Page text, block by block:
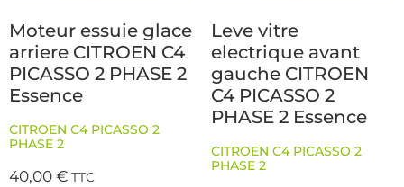
Moteur essuie glace
arriere CITROEN C4
PICASSO 2 PHASE 2
Essence
CITROEN C4 PICASSO 2
PHASE 2
40,00€ TTC
Leve vitre
electrique avant
gauche CITROEN
C4 PICASSO 2
PHASE 2 Essence
CITROEN C4 PICASSO 2
PHASE 2